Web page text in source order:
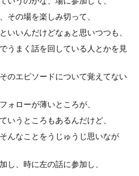
その場を楽しみ切って、
いいんだけどなぁと思いつつも、
うまく話を回している人とかを見
のエピソードについて覚えてない
ォローが薄いところが、
いうところもあるんだけど、
んなことをうじゅうじ思いなが
し、時に左の話に参加し、